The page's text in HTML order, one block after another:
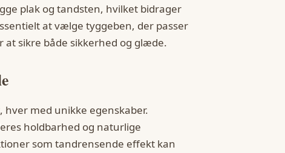
plak og tandsten, hvilket bidrager
at vælge tyggeben, der passer
sikre både sikkerhed og glæde.
med unikke egenskaber.
holdbarhed og naturlige
som tandrensende effekt kan